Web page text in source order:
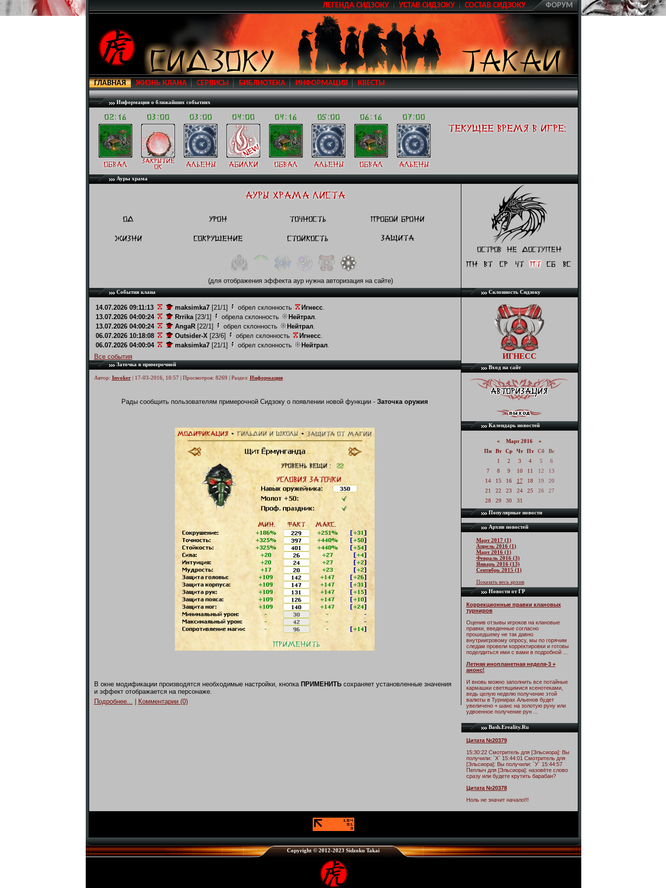
ФОРУМ
ЛЕГЕНДА СИДЗОКУ УСТАВ СИДЗОКУ CОСТАВ СИДЗОКУ
ГЛАВНАЯ ЖИЗНЬ КЛАНА СЕРВИСЫ БИБЛИОТЕКА ИНФОРМАЦИЯ КВЕСТЫ
Информация о ближайших событиях
Ауры храма
(для отображения эффекта аур нужна авторизация на сайте)
События клана
14.07.2026 09:11:13 maksimka7[21/1] обрел склонность Игнесс.
13.07.2026 04:00:24
Rrrika[23/1] обрела склонность Нейтрал.
13.07.2026 04:00:24
AngaR[22/1] обрел склонность Нейтрал.
06.07.2026 10:18:08
Outsider-X[23/6] обрел склонность Игнесс.
06.07.2026 04:00:04
maksimka7[21/1] обрел склонность Нейтрал.
Все события
Заточка в примерочной
Автор: Invoker| 17-03-2016, 10:57 | Просмотров: 8269 | Раздел: Информация
Рады сообщить пользователям примерочной Сидзоку о появлении новой функции - Заточка оружия
В окне модификации производятся необходимые настройки, кнопка ПРИМЕНИТЬ сохраняет установленные значения
и эффект отображается на персонаже.
Подробнее...
Комментарии (0)
Склонность Сидзоку
ИГНЕСС
Вход на сайт
Календарь новостей
« Март 2016 »
Пн
Вт Ср Чт Пт Сб
Вс
1
2 3 4 5
6
7
8 9 10 11 12
13
14
15 16 17 18 19
20
21
22 23 24 25 26
27
28
29 30
31
Популярные новости
Архив новостей
Март 2017 (1)
Апрель 2016 (1)
Март 2016 (1)
Февраль 2016 (3)
Январь 2016 (13)
Сентябрь 2015 (1)
Показать весь архив
Новости от ГР
Коррекционные правки клановых
турниров
Оценив отзывы игроков на клановые
правки, введенные согласно
прошедшему не так давно
внутриигровому опросу, мы по горячим
следам провели корректировки и готовы
поделдиться ими с вами в подробной ...
Летняя инопланетная неделя-3 +
анонс!
И вновь можно заполнить все потайные
кармашки светящимися ксенотеками,
ведь целую неделю получение этой
валюты в Турнирах Альенов будет
увеличено + шанс на золотую руну или
удвоенное получение рун ...
Bash.Ereality.Ru
Цитата №20379
15:30:22 Смотритель для [Эльсиора]: Вы
получили: `Х` 15:44:01 Смотритель для
[Эльсиора]: Вы получили: `У` 15:44:57
Пеплыч для [Эльсиора]: назовёте слово
сразу или будете крутить барабан?
Цитата №20378
Ноль не значит начало!!!
Copyright © 2012-2023 Sidzoku Takai